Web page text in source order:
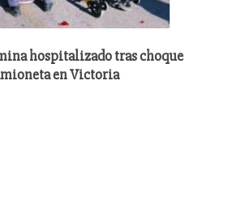
hospitalizado tras choque
en Victoria